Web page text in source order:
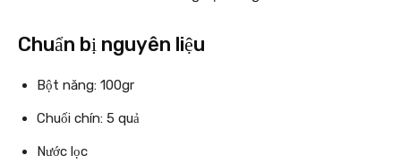
Chuẩn bị nguyên liệu
Bột năng: 100gr
Chuối chín: 5 quả
Nước lọc